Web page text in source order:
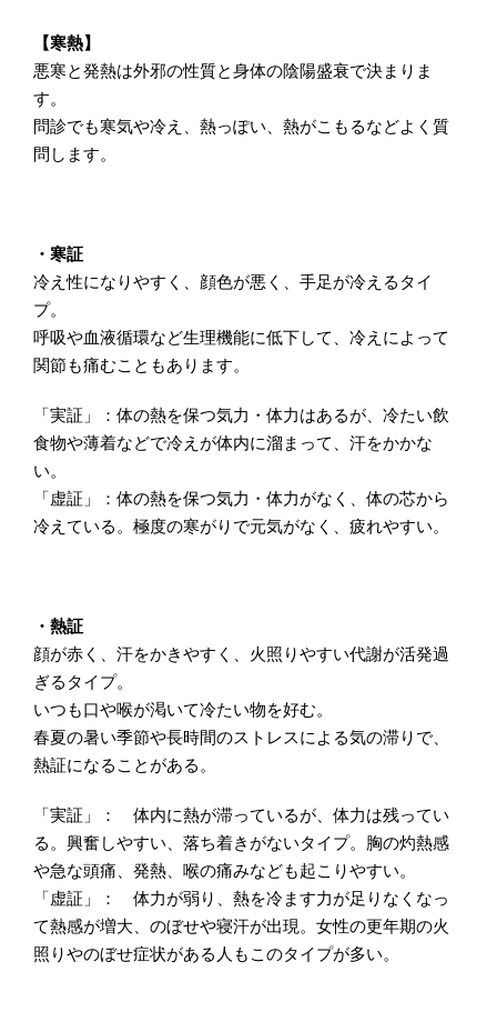
【寒熱】
悪寒と発熱は外邪の性質と身体の陰陽盛衰で決まりま
す。
問診でも寒気や冷え、熱っぽい、熱がこもるなどよく質
問します。
・寒証
冷え性になりやすく、顔色が悪く、手足が冷えるタイ
プ。
呼吸や血液循環など生理機能に低下して、冷えによって
関節も痛むこともあります。
「実証」：体の熱を保つ気力・体力はあるが、冷たい飲
食物や薄着などで冷えが体内に溜まって、汗をかかな
い。
「虚証」：体の熱を保つ気力・体力がなく、体の芯から
冷えている。極度の寒がりで元気がなく、疲れやすい。
・熱証
顔が赤く、汗をかきやすく、火照りやすい代謝が活発過
ぎるタイプ。
いつも口や喉が渇いて冷たい物を好む。
春夏の暑い季節や長時間のストレスによる気の滞りで、
熱証になることがある。
「実証」： 体内に熱が滞っているが、体力は残ってい
る。興奮しやすい、落ち着きがないタイプ。胸の灼熱感
や急な頭痛、発熱、喉の痛みなども起こりやすい。
「虚証」： 体力が弱り、熱を冷ます力が足りなくなっ
て熱感が増大、のぼせや寝汗が出現。女性の更年期の火
照りやのぼせ症状がある人もこのタイプが多い。